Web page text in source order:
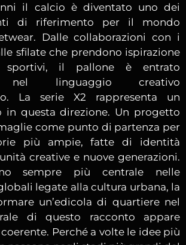
il calcio è diventato uno dei
di riferimento per il mondo
Dalle collaborazioni con i
sfilate che prendono ispirazione
sportivi, il pallone è entrato
nel linguaggio creativo
La serie X2 rappresenta un
in questa direzione. Un progetto
come punto di partenza per
più ampie, fatte di identità
creative e nuove generazioni.
sempre più centrale nelle
legate alla cultura urbana, la
un’edicola di quartiere nel
di questo racconto appare
Perché a volte le idee più